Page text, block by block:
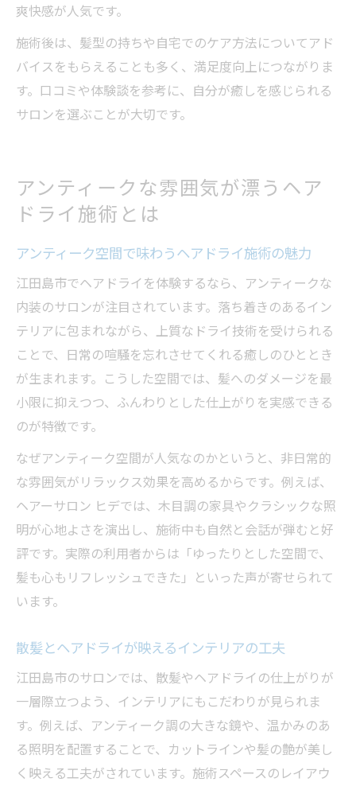
爽快感が人気です。
施術後は、髪型の持ちや自宅でのケア方法についてアド
バイスをもらえることも多く、満足度向上につながりま
す。口コミや体験談を参考に、自分が癒しを感じられる
サロンを選ぶことが大切です。
アンティークな雰囲気が漂うヘア
ドライ施術とは
アンティーク空間で味わうヘアドライ施術の魅力
江田島市でヘアドライを体験するなら、アンティークな
内装のサロンが注目されています。落ち着きのあるイン
テリアに包まれながら、上質なドライ技術を受けられる
ことで、日常の喧騒を忘れさせてくれる癒しのひととき
が生まれます。こうした空間では、髪へのダメージを最
小限に抑えつつ、ふんわりとした仕上がりを実感できる
のが特徴です。
なぜアンティーク空間が人気なのかというと、非日常的
な雰囲気がリラックス効果を高めるからです。例えば、
ヘアーサロン ヒデでは、木目調の家具やクラシックな照
明が心地よさを演出し、施術中も自然と会話が弾むと好
評です。実際の利用者からは「ゆったりとした空間で、
髪も心もリフレッシュできた」といった声が寄せられて
います。
散髪とヘアドライが映えるインテリアの工夫
江田島市のサロンでは、散髪やヘアドライの仕上がりが
一層際立つよう、インテリアにもこだわりが見られま
す。例えば、アンティーク調の大きな鏡や、温かみのあ
る照明を配置することで、カットラインや髪の艶が美し
く映える工夫がされています。施術スペースのレイアウ